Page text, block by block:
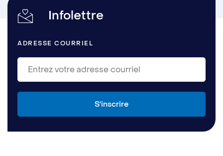
Infolettre
ADRESSE COURRIEL